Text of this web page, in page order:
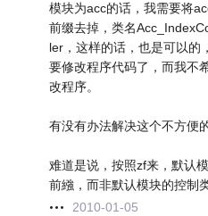
模块为acc的话，我需要将
前缀去掉，类名
ler，这样的话，也是可以的
要修改程序代码了，而我不
改程序。
有没有办法解决这个不方便
难道是说，按照zf来，默认
前繈，而非默认模块的控制
2010-01-05